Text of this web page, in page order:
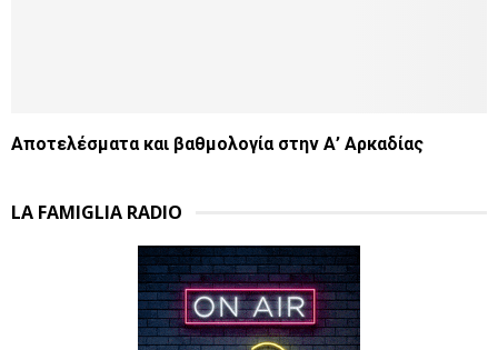
Αποτελέσματα και βαθμολογία στην Α’ Αρκαδίας
LA FAMIGLIA RADIO